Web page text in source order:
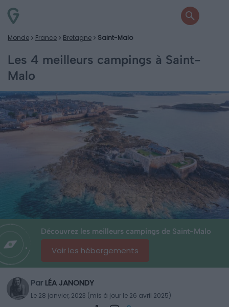
Monde France Bretagne Saint-Malo
Les 4 meilleurs campings à Saint-
Malo
Découvrez les meilleurs campings de Saint-Malo
Voir les hébergements
Par LÉA JANONDY
Le 28 janvier, 2023 (mis à jour le 26 avril 2025)